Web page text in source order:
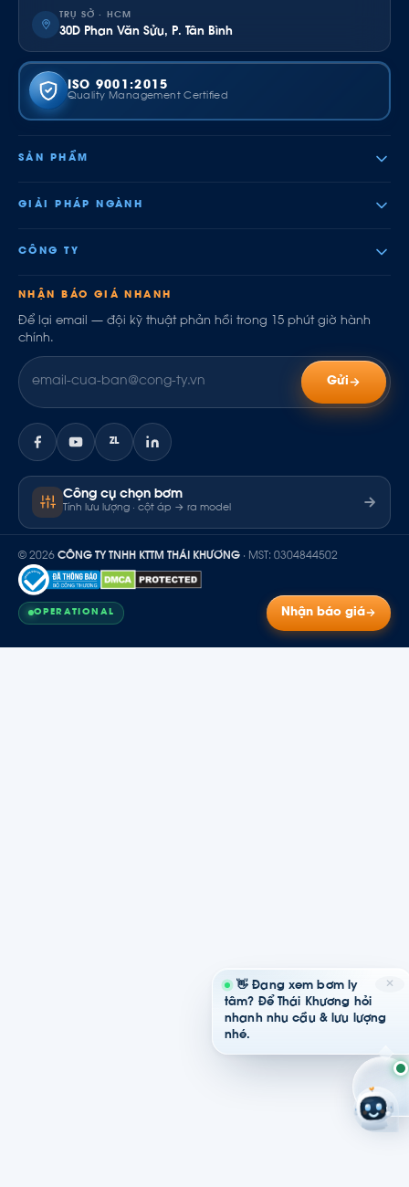
TRỤ SỞ · HCM
30D Phan Văn Sửu, P. Tân Bình
ISO 9001:2015
Quality Management Certified
SẢN PHẨM
GIẢI PHÁP NGÀNH
CÔNG TY
NHẬN BÁO GIÁ NHANH
Để lại email — đội kỹ thuật phản hồi trong 15 phút giờ hành
chính.
Gửi
ZL
Công cụ chọn bơm
Tính lưu lượng · cột áp → ra model
© 2026 CÔNG TY TNHH KTTM THÁI KHƯƠNG · MST: 0304844502
OPERATIONAL Nhận báo giá
✕
👋 Đang xem bơm ly
tâm? Để Thái Khương hỏi
nhanh nhu cầu & lưu lượng
nhé.